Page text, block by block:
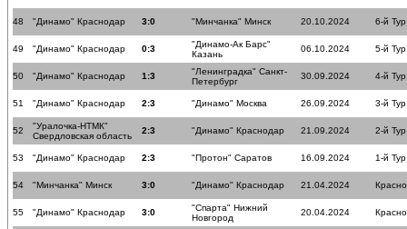
48 "Динамо" Краснодар 3:0 "Минчанка" Минск 20.10.2024 6-й Тур
49 "Динамо" Краснодар 0:3
"Динамо-Ак Барс"
Казань
06.10.2024 5-й Тур
50 "Динамо" Краснодар 1:3
"Ленинградка" Санкт-
Петербург
30.09.2024 4-й Тур
51 "Динамо" Краснодар 2:3 "Динамо" Москва 26.09.2024 3-й Тур
52
"Уралочка-НТМК"
Свердловская область
2:3 "Динамо" Краснодар 21.09.2024 2-й Тур
53 "Динамо" Краснодар 2:3 "Протон" Саратов 16.09.2024 1-й Тур
54 "Минчанка" Минск 3:0 "Динамо" Краснодар 21.04.2024
55 "Динамо" Краснодар 3:0
"Спарта" Нижний
Новгород
20.04.2024